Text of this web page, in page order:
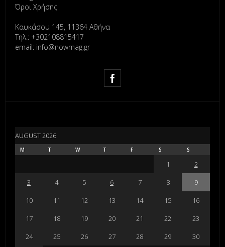
Όροι Χρήσης
Καυκάσου 145, 11364 Αθήνα
Τηλ.: +302108815417
email: info@nowmag.gr
AUGUST 2026
M T W T F S S
1
2
3
4 5 6 7 8
9
10
11 12 13 14 15
16
17
18 19 20 21 22
23
24
25 26 27 28 29
30